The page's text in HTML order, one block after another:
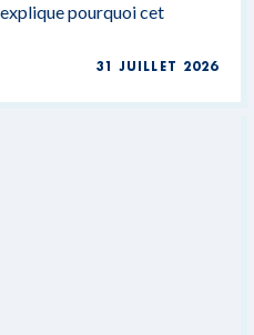
pourquoi cet
31 JUILLET 2026